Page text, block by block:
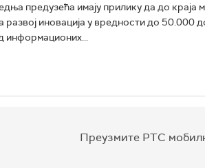
предузећа имају прилику да до краја
развој иновација у вредности до 50.000
информационих...
Преузмите РТС